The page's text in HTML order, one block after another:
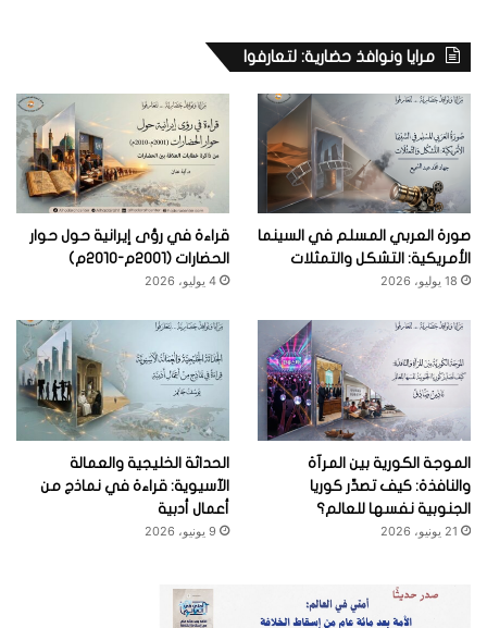
مرايا ونوافذ حضارية: لتعارفوا
صورة العربي المسلم في السينما
الأمريكية: التشكل والتمثلات
18 يوليو، 2026
قراءة في رؤى إيرانية حول حوار
الحضارات (2001م-2010م)
4 يوليو، 2026
الموجة الكورية بين المرآة
والنافذة: كيف تصدِّر كوريا
الجنوبية نفسها للعالم؟
21 يونيو، 2026
الحداثة الخليجية والعمالة
الآسيوية: قراءة في نماذج من
أعمال أدبية
9 يونيو، 2026